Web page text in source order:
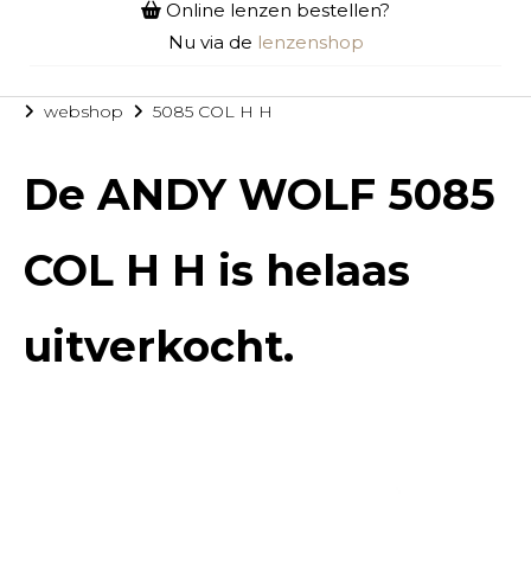
Online lenzen bestellen?
Nu via de lenzenshop
webshop 5085 COL H H
DeANDY WOLF 5085
COL H H is helaas
uitverkocht.